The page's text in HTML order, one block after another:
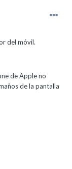
del móvil.
de Apple no
de la pantalla